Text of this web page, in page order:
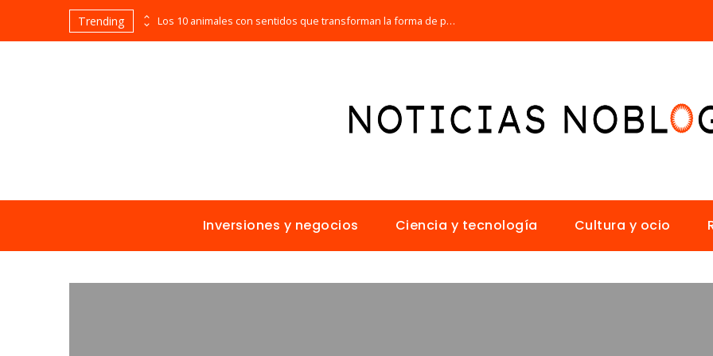
Trending Las empresas que alcanzaron los picos más altos en valor bursátil histórico Los 10 animales con sentidos que transforman la forma de percibir el mundo
Inversiones y negocios Ciencia y tecnología Cultura y ocio